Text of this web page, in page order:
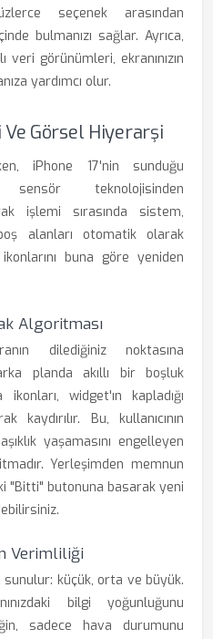
seçenek arasından
bulmanızı sağlar. Ayrıca,
görünümleri, ekranınızın
yardımcı olur.
Görsel Hiyerarşi
iPhone 17'nin sunduğu
teknolojisinden
işlemi sırasında sistem,
alanları otomatik olarak
buna göre yeniden
Algoritması
dilediğiniz noktasına
planda akıllı bir boşluk
widget'ın kapladığı
Bu, kullanıcının
yaşamasını engelleyen
Yerleşimden memnun
"Bitti" butonuna basarak yeni
Verimliliği
küçük, orta ve büyük.
bilgi yoğunluğunu
sadece hava durumunu